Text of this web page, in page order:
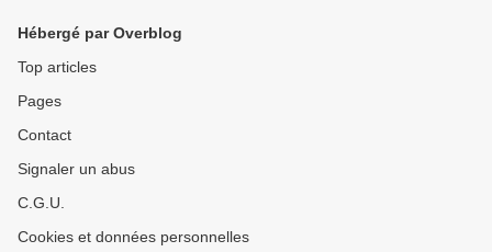
Hébergé par Overblog
Top articles
Pages
Contact
Signaler un abus
C.G.U.
Cookies et données personnelles